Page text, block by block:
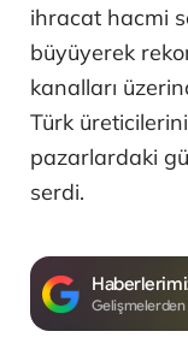
ihracat hacmi
büyüyerek
kanalları
Türk
pazarlardaki
serdi.
Gelişmelerden